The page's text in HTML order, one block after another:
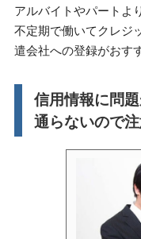
アルバイトやパートよ
不定期で働いてクレジ
遣会社への登録がおす
信用情報に問
通らないので